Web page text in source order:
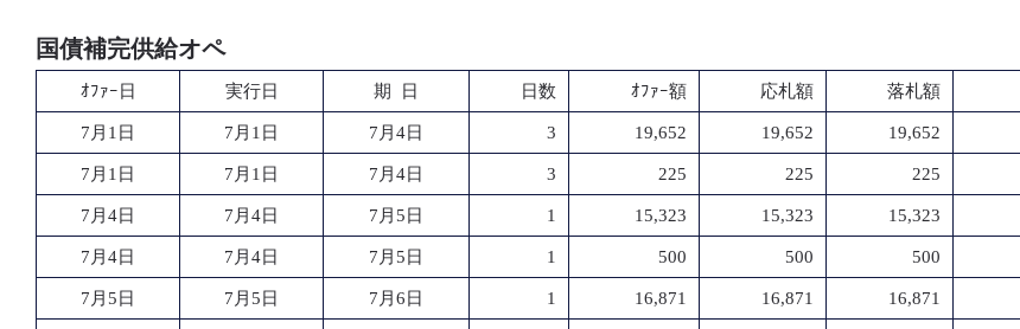
国債補完供給オペ
ｵﾌｧｰ日 実行日 期 日 日数 ｵﾌｧｰ額 応札額 落札額
7月1日 7月1日 7月4日 3 19,652 19,652 19,652
7月1日 7月1日 7月4日 3 225 225 225
7月4日 7月4日 7月5日 1 15,323 15,323 15,323
7月4日 7月4日 7月5日 1 500 500 500
7月5日 7月5日 7月6日 1 16,871 16,871 16,871